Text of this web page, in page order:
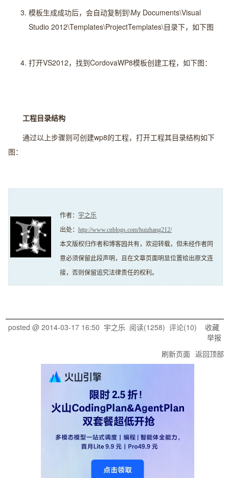
模板生成成功后，会自动复制到\My Documents\Visual
Studio 2012\Templates\ProjectTemplates\目录下，如下图
打开VS2012，找到CordovaWP8模板创建工程，如下图：
工程目录结构
通过以上步骤则可创建wp8的工程，打开工程其目录结构如下
图：
作者： 宇之乐
出处： http://www.cnblogs.com/huizhang212/
本文版权归作者和博客园共有，欢迎转载，但未经作者同
意必须保留此段声明，且在文章页面明显位置给出原文连
接，否则保留追究法律责任的权利。
posted @ 2014-03-17 16:50 宇之乐 阅读(1258) 评论(10) 收藏
举报
刷新页面 返回顶部